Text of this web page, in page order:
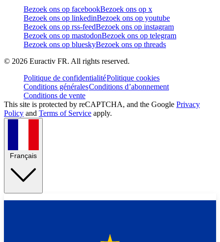
Bezoek ons op facebookBezoek ons op x
Bezoek ons op linkedinBezoek ons op youtube
Bezoek ons op rss-feedBezoek ons op instagram
Bezoek ons op mastodonBezoek ons op telegram
Bezoek ons op blueskyBezoek ons op threads
© 2026 Euractiv FR. All rights reserved.
Politique de confidentialitéPolitique cookies
Conditions généralesConditions d’abonnement
Conditions de vente
This site is protected by reCAPTCHA, and the Google Privacy
Policy and Terms of Service apply.
Français